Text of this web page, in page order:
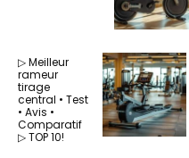
▷ Meilleur
rameur
tirage
central • Test
• Avis •
Comparatif
▷ TOP 10!